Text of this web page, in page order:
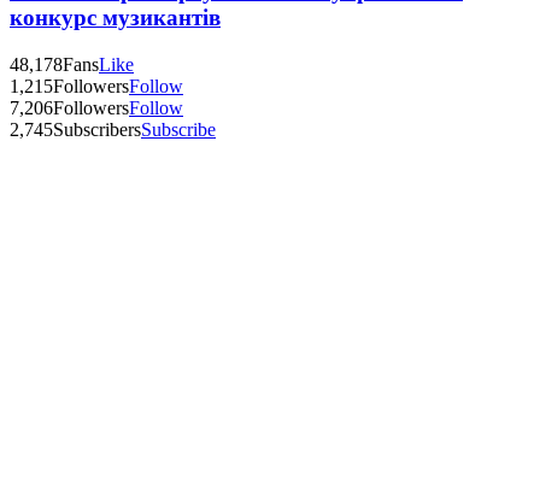
конкурс музикантів
48,178FansLike
1,215FollowersFollow
7,206FollowersFollow
2,745SubscribersSubscribe